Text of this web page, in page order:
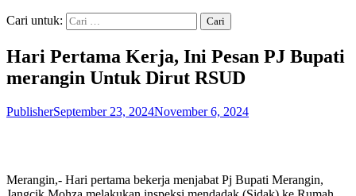
Cari untuk:
Hari Pertama Kerja, Ini Pesan PJ Bupati
merangin Untuk Dirut RSUD
PublisherSeptember 23, 2024November 6, 2024
Merangin,- Hari pertama bekerja menjabat Pj Bupati Merangin,